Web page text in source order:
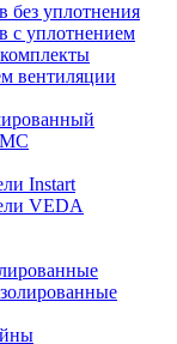
без уплотнения
с уплотнением
вентиляции
Instart
VEDA